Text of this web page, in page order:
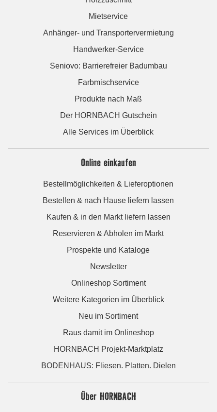
Mietservice
Anhänger- und Transportervermietung
Handwerker-Service
Seniovo: Barrierefreier Badumbau
Farbmischservice
Produkte nach Maß
Der HORNBACH Gutschein
Alle Services im Überblick
Online einkaufen
Bestellmöglichkeiten & Lieferoptionen
Bestellen & nach Hause liefern lassen
Kaufen & in den Markt liefern lassen
Reservieren & Abholen im Markt
Prospekte und Kataloge
Newsletter
Onlineshop Sortiment
Weitere Kategorien im Überblick
Neu im Sortiment
Raus damit im Onlineshop
HORNBACH Projekt-Marktplatz
BODENHAUS: Fliesen. Platten. Dielen
Über HORNBACH